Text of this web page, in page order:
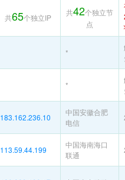
共65个独立IP
共42个独立节
点
*
*
183.162.236.10
中国安徽合肥
电信
113.59.44.199
中国海南海口
联通